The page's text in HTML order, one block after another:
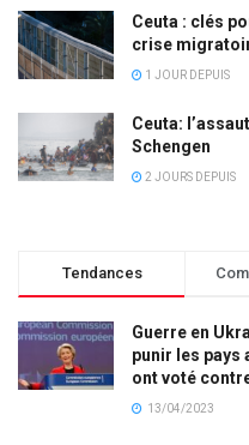
Ceuta : clés
crise
1 JOUR DEPUIS
Ceuta:
Schengen
2 JOURS DEPUIS
Tendances
Guerre en
punir les pays
ont voté
13/04/2023